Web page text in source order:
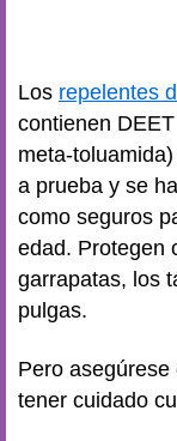
Los repelentes
contienen
meta-
a prueba y se
como seguros
edad. Protegen
garrapatas, los
pulgas.
Pero
tener cuidado